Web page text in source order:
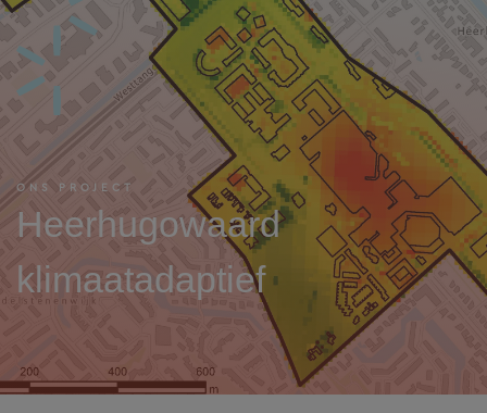
ONS PROJECT
Heerhugowaard
klimaatadaptief